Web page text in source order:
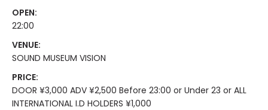
OPEN:
22:00
VENUE:
SOUND MUSEUM VISION
PRICE:
DOOR ¥3,000 ADV ¥2,500 Before 23:00 or Under 23 or ALL
INTERNATIONAL I.D HOLDERS ¥1,000